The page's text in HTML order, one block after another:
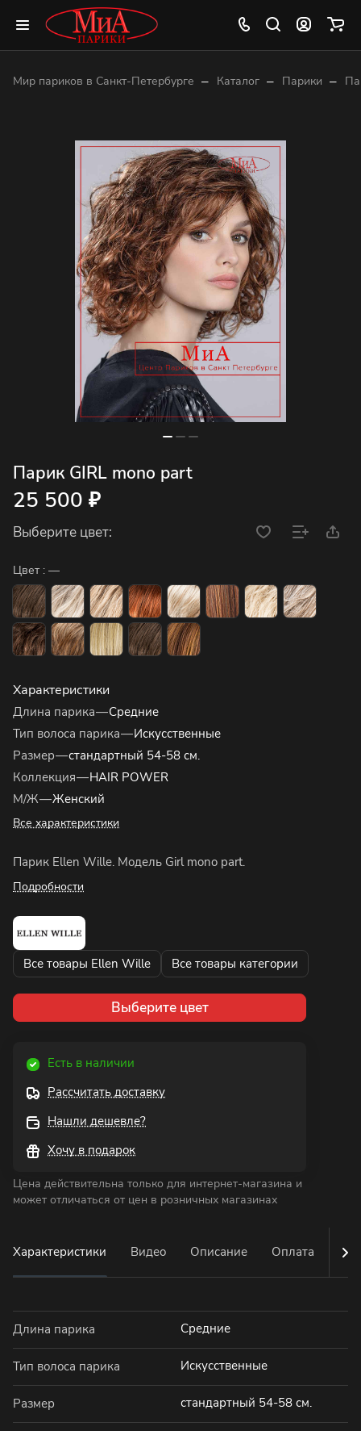
Мир париков в Санкт-Петербурге – Каталог – Парики –
Парик GIRL mono part
25 500 ₽
Выберите цвет:
Цвет : —
Характеристики
Длина парика—Средние
Тип волоса парика—Искусственные
Размер—стандартный 54-58 см.
Коллекция—HAIR POWER
М/Ж—Женский
Все характеристики
Парик Ellen Wille. Модель Girl mono part.
Подробности
Все товары Ellen Wille Все товары категории
Выберите цвет
Есть в наличии
Рассчитать доставку
Нашли дешевле?
Хочу в подарок
Цена действительна только для интернет-магазина и
может отличаться от цен в розничных магазинах
Характеристики Видео Описание Оплата
Длина парика Средние
Тип волоса парика Искусственные
Размер стандартный 54-58 см.